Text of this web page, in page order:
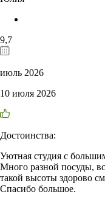
9,7
июль 2026
10 июля 2026
Достоинства:
Уютная студия с
Много разной посуды,
такой высоты здорово
Спасибо большое.